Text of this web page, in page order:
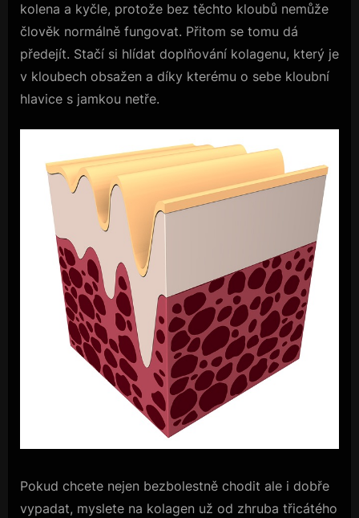
kolena a kyčle, protože bez těchto kloubů nemůže
člověk normálně fungovat. Přitom se tomu dá
předejít. Stačí si hlídat doplňování kolagenu, který je
v kloubech obsažen a díky kterému o sebe kloubní
hlavice s jamkou netře.
Pokud chcete nejen bezbolestně chodit ale i dobře
vypadat, myslete na kolagen už od zhruba třicátého